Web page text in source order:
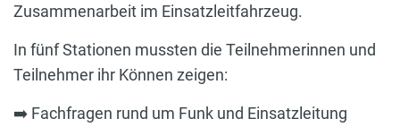
Zusammenarbeit im Einsatzleitfahrzeug.
In fünf Stationen mussten die Teilnehmerinnen und
Teilnehmer ihr Können zeigen:
➡️ Fachfragen rund um Funk und Einsatzleitung